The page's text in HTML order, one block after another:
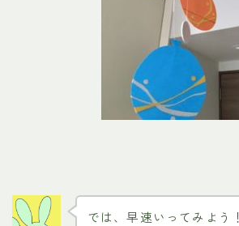
では、早速いってみよう！